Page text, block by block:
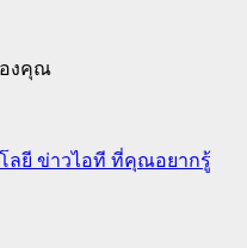
งคุณ
ลยี ข่าวไอที ที่คุณอยากรู้